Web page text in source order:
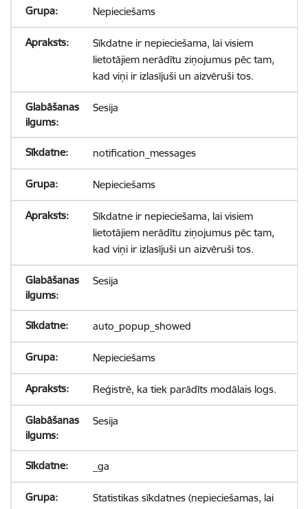
Nepieciešams
Sīkdatne ir nepieciešama, lai visiem
lietotājiem nerādītu ziņojumus pēc tam,
kad viņi ir izlasījuši un aizvēruši tos.
Sesija
notification_messages
Nepieciešams
Sīkdatne ir nepieciešama, lai visiem
lietotājiem nerādītu ziņojumus pēc tam,
kad viņi ir izlasījuši un aizvēruši tos.
Sesija
auto_popup_showed
Nepieciešams
Reģistrē, ka tiek parādīts modālais logs.
Sesija
_ga
Statistikas sīkdatnes (nepieciešamas, lai